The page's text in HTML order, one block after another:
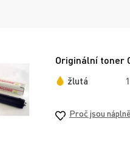
Originální toner
žlutá
Proč jsou